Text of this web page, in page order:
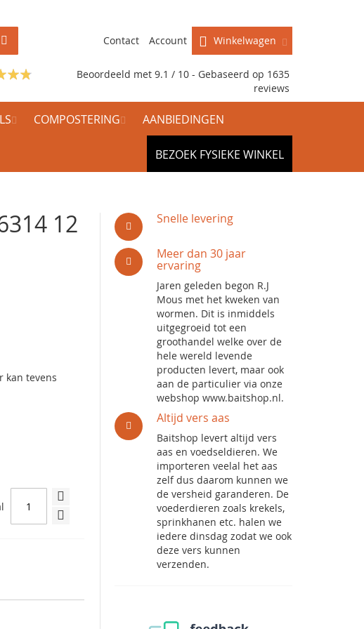
Winkelwagen
Contact Account
Beoordeeld met 9.1 / 10 - Gebaseerd op 1635
reviews
COMPOSTERING AANBIEDINGEN
BEZOEK FYSIEKE WINKEL
12
kan tevens
Snelle levering
Meer dan 30 jaar
ervaring
Jaren geleden begon R.J
Mous met het kweken van
wormen. Dit is inmiddels
uitgegroeid tot een
groothandel welke over de
hele wereld levende
producten levert, maar ook
aan de particulier via onze
webshop www.baitshop.nl.
Altijd vers aas
Baitshop levert altijd vers
aas en voedseldieren. We
importeren veelal het aas
zelf dus daarom kunnen we
de versheid garanderen. De
voederdieren zoals krekels,
sprinkhanen etc. halen we
iedere dinsdag zodat we ook
deze vers kunnen
verzenden.